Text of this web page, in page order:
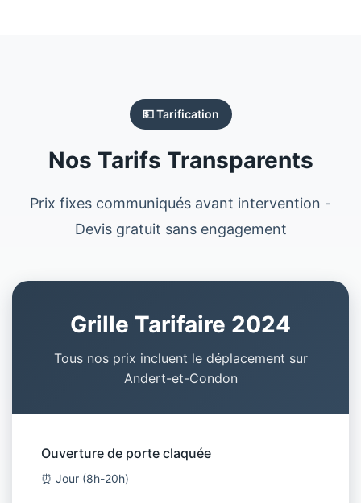
💵 Tarification
Nos Tarifs Transparents
Prix fixes communiqués avant intervention -
Devis gratuit sans engagement
Grille Tarifaire 2024
Tous nos prix incluent le déplacement sur
Andert-et-Condon
Ouverture de porte claquée
⏰ Jour (8h-20h)